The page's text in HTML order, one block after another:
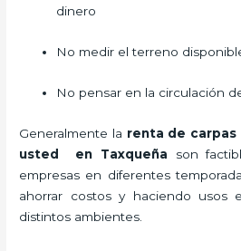
dinero
No medir el terreno
No pensar en la circulación
Generalmente la renta de
usted en Taxqueña son
empresas en diferentes
ahorrar costos y haciendo usos
distintos ambientes.